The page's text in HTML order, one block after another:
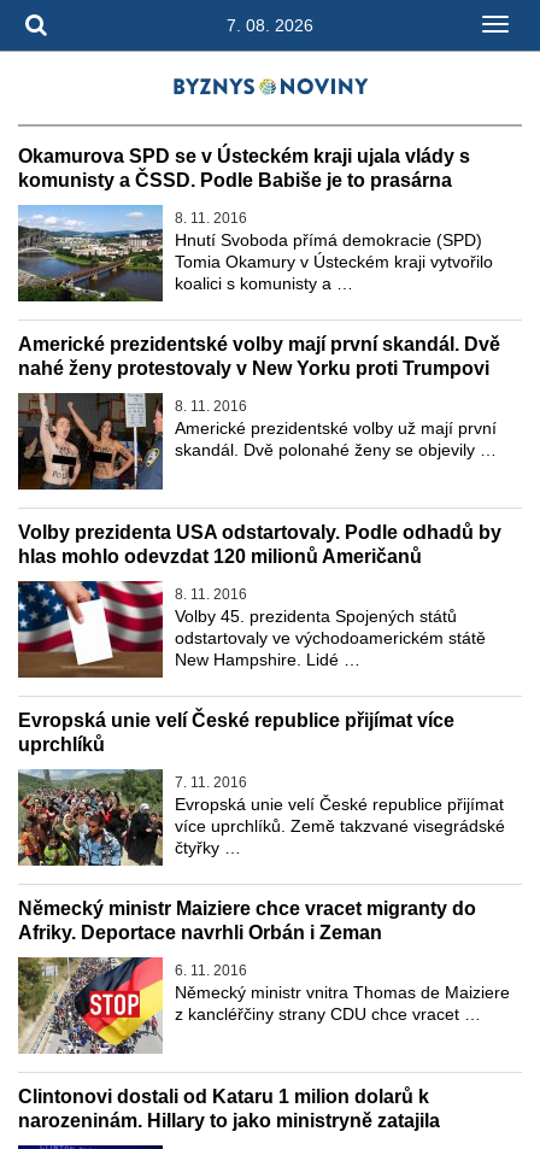
7. 08. 2026
Okamurova SPD se v Ústeckém kraji ujala vlády s
komunisty a ČSSD. Podle Babiše je to prasárna
8. 11. 2016
Hnutí Svoboda přímá demokracie (SPD)
Tomia Okamury v Ústeckém kraji vytvořilo
koalici s komunisty a …
Americké prezidentské volby mají první skandál. Dvě
nahé ženy protestovaly v New Yorku proti Trumpovi
8. 11. 2016
Americké prezidentské volby už mají první
skandál. Dvě polonahé ženy se objevily …
Volby prezidenta USA odstartovaly. Podle odhadů by
hlas mohlo odevzdat 120 milionů Američanů
8. 11. 2016
Volby 45. prezidenta Spojených států
odstartovaly ve východoamerickém státě
New Hampshire. Lidé …
Evropská unie velí České republice přijímat více
uprchlíků
7. 11. 2016
Evropská unie velí České republice přijímat
více uprchlíků. Země takzvané visegrádské
čtyřky …
Německý ministr Maiziere chce vracet migranty do
Afriky. Deportace navrhli Orbán i Zeman
6. 11. 2016
Německý ministr vnitra Thomas de Maiziere
z kancléřčiny strany CDU chce vracet …
Clintonovi dostali od Kataru 1 milion dolarů k
narozeninám. Hillary to jako ministryně zatajila